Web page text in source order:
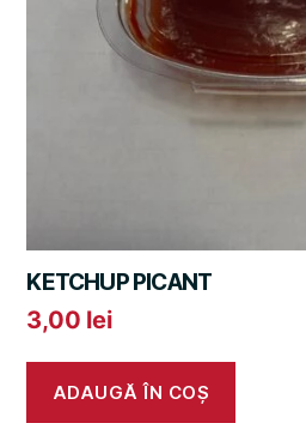
KETCHUP PICANT
3,00 lei
ADAUGĂ ÎN COȘ